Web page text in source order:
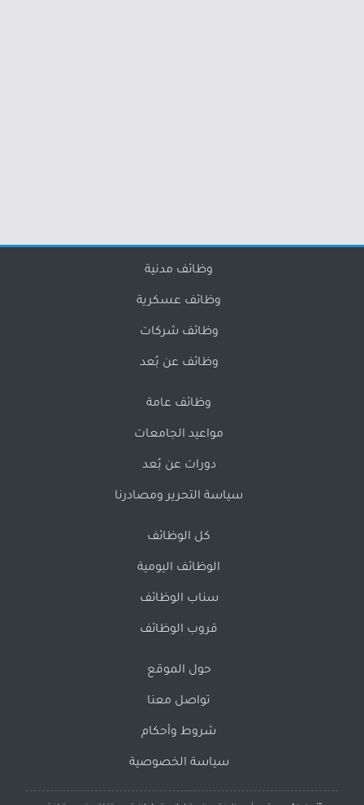
وظائف مدنية
وظائف عسكرية
وظائف شركات
وظائف عن بُعد
وظائف عامة
مواعيد الجامعات
دورات عن بُعد
سياسة التحرير ومصادرنا
كل الوظائف
الوظائف اليومية
سناب الوظائف
قروب الوظائف
حول الموقع
تواصل معنا
شروط وأحكام
سياسة الخصوصية